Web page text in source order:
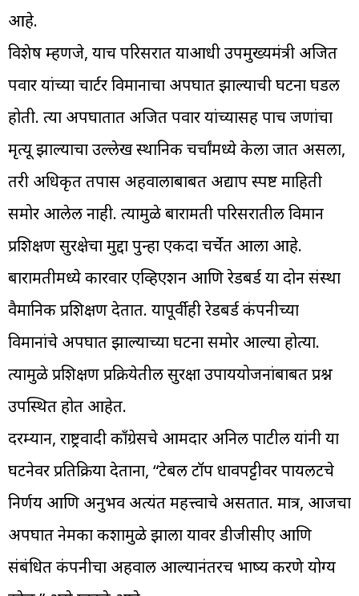
आहे.
विशेष म्हणजे, याच परिसरात याआधी उपमुख्यमंत्री अजित
पवार यांच्या चार्टर विमानाचा अपघात झाल्याची घटना घडली
होती. त्या अपघातात अजित पवार यांच्यासह पाच जणांचा
मृत्यू झाल्याचा उल्लेख स्थानिक चर्चांमध्ये केला जात असला,
तरी अधिकृत तपास अहवालाबाबत अद्याप स्पष्ट माहिती
समोर आलेली नाही. त्यामुळे बारामती परिसरातील विमान
प्रशिक्षण सुरक्षेचा मुद्दा पुन्हा एकदा चर्चेत आला आहे.
बारामतीमध्ये कारवार एव्हिएशन आणि रेडबर्ड या दोन संस्था
वैमानिक प्रशिक्षण देतात. यापूर्वीही रेडबर्ड कंपनीच्या
विमानांचे अपघात झाल्याच्या घटना समोर आल्या होत्या.
त्यामुळे प्रशिक्षण प्रक्रियेतील सुरक्षा उपाययोजनांबाबत प्रश्न
उपस्थित होत आहेत.
दरम्यान, राष्ट्रवादी काँग्रेसचे आमदार अनिल पाटील यांनी या
घटनेवर प्रतिक्रिया देताना, “टेबल टॉप धावपट्टीवर पायलटचे
निर्णय आणि अनुभव अत्यंत महत्त्वाचे असतात. मात्र, आजचा
अपघात नेमका कशामुळे झाला यावर डीजीसीए आणि
संबंधित कंपनीचा अहवाल आल्यानंतरच भाष्य करणे योग्य